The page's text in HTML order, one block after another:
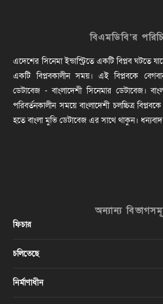
বিএমডিবি’র
এদেশের সিনেমা ইন্ডাস্ট্রিতে একটি বিপ্লব ঘটতে
একটি বিপ্লবকালীন সময়। এই বিপ্লবকে
ডেটাবেজ - বাংলাদেশী সিনেমার ডেটাবেজ।
পরিবর্তনকালীন সময়ে বাংলাদেশী চলচ্চিত্র
হতে বাংলা মুভি ডেটাবেজ এর সাথে থাকুন।
অন্যান্য
ফিচার
চলিতেছে
নির্মাণাধীন